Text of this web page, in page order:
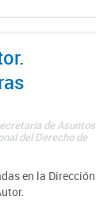
de Asuntos
del Derecho de
en la Dirección